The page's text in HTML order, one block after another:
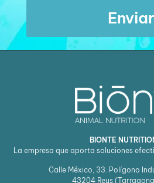
Enviar
BIONTE
La empresa que aporta soluciones
Calle México, 33. Polígono
43204 Reus